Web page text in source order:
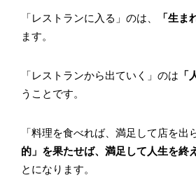
「レストランに入る」のは、 「生ま
ます。
「レストランから出ていく」のは 「
うことです。
「料理を食べれば、満足して店を出
的」を果たせば、満足して人生を終
とになります。